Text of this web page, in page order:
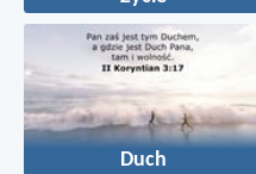
Duch